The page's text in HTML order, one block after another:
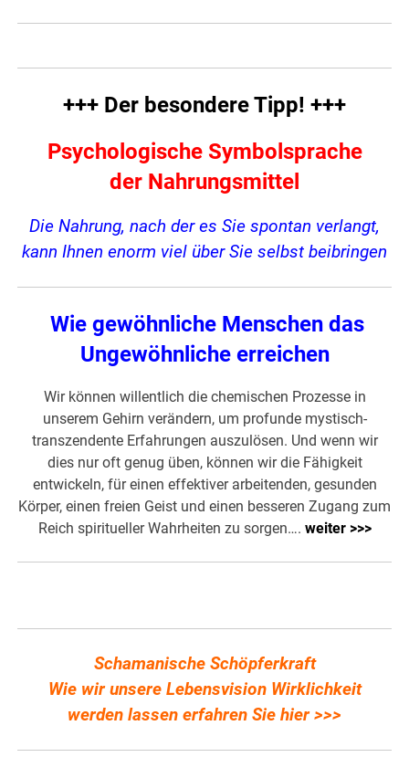
+++ Der besondere Tipp! +++
Psychologische Symbolsprache
der Nahrungsmittel
Die Nahrung, nach der es Sie spontan verlangt,
kann Ihnen enorm viel über Sie selbst beibringen
Wie gewöhnliche Menschen das
Ungewöhnliche erreichen
Wir können willentlich die chemischen Prozesse in
unserem Gehirn verändern, um profunde mystisch-
transzendente Erfahrungen auszulösen. Und wenn wir
dies nur oft genug üben, können wir die Fähigkeit
entwickeln, für einen effektiver arbeitenden, gesunden
Körper, einen freien Geist und einen besseren Zugang zum
Reich spiritueller Wahrheiten zu sorgen…. weiter >>>
Schamanische Schöpferkraft
Wie wir unsere Lebensvision Wirklichkeit
werden lassen erfahren Sie hier >>>